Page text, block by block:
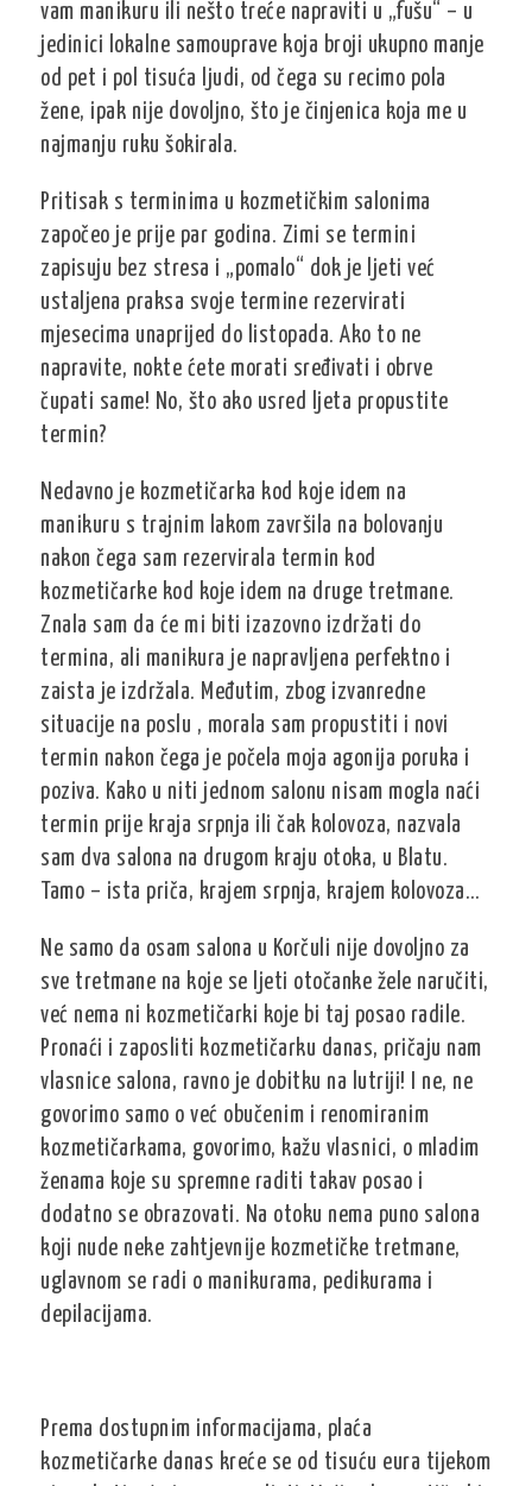
vam manikuru ili nešto treće napraviti u „fušu“ – u
jedinici lokalne samouprave koja broji ukupno manje
od pet i pol tisuća ljudi, od čega su recimo pola
žene, ipak nije dovoljno, što je činjenica koja me u
najmanju ruku šokirala.
Pritisak s terminima u kozmetičkim salonima
započeo je prije par godina. Zimi se termini
zapisuju bez stresa i „pomalo“ dok je ljeti već
ustaljena praksa svoje termine rezervirati
mjesecima unaprijed do listopada. Ako to ne
napravite, nokte ćete morati sređivati i obrve
čupati same! No, što ako usred ljeta propustite
termin?
Nedavno je kozmetičarka kod koje idem na
manikuru s trajnim lakom završila na bolovanju
nakon čega sam rezervirala termin kod
kozmetičarke kod koje idem na druge tretmane.
Znala sam da će mi biti izazovno izdržati do
termina, ali manikura je napravljena perfektno i
zaista je izdržala. Međutim, zbog izvanredne
situacije na poslu , morala sam propustiti i novi
termin nakon čega je počela moja agonija poruka i
poziva. Kako u niti jednom salonu nisam mogla naći
termin prije kraja srpnja ili čak kolovoza, nazvala
sam dva salona na drugom kraju otoka, u Blatu.
Tamo – ista priča, krajem srpnja, krajem kolovoza…
Ne samo da osam salona u Korčuli nije dovoljno za
sve tretmane na koje se ljeti otočanke žele naručiti,
već nema ni kozmetičarki koje bi taj posao radile.
Pronaći i zaposliti kozmetičarku danas, pričaju nam
vlasnice salona, ravno je dobitku na lutriji! I ne, ne
govorimo samo o već obučenim i renomiranim
kozmetičarkama, govorimo, kažu vlasnici, o mladim
ženama koje su spremne raditi takav posao i
dodatno se obrazovati. Na otoku nema puno salona
koji nude neke zahtjevnije kozmetičke tretmane,
uglavnom se radi o manikurama, pedikurama i
depilacijama.
Prema dostupnim informacijama, plaća
kozmetičarke danas kreće se od tisuću eura tijekom